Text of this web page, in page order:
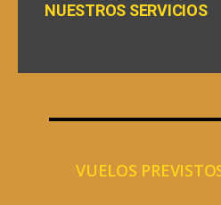
NUESTROS SERVICIOS
VUELOS